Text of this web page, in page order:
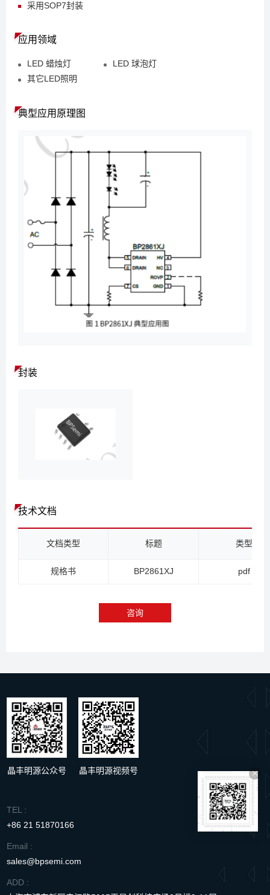
采用SOP7封装
应用领域
LED 蜡烛灯
LED 球泡灯
其它LED照明
典型应用原理图
封装
技术文档
文档类型 标题 类型
规格书 BP2861XJ pdf
咨询
晶丰明源公众号 晶丰明源视频号
TEL :
+86 21 51870166
Email :
sales@bpsemi.com
ADD :